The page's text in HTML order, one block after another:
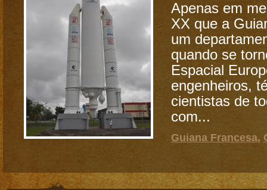
Apenas em
XX que a
um
quando se
Espacial
engenheiros,
cientistas de
com...
Guiana Francesa,